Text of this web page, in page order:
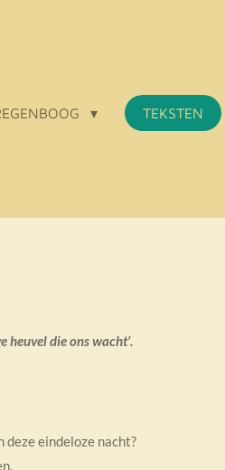
TEKSTEN
heuvel die ons wacht’.
eindeloze nacht?